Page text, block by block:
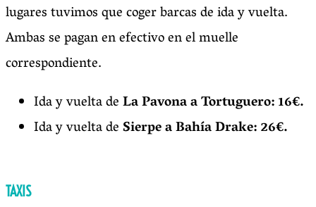
lugares tuvimos que coger barcas de ida y vuelta.
Ambas se pagan en efectivo en el muelle
correspondiente.
Ida y vuelta deLa Pavona a Tortuguero: 16€.
Ida y vuelta deSierpe a Bahía Drake: 26€.
TAXIS